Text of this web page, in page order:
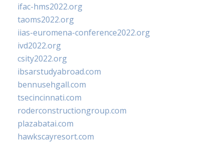
ifac-hms2022.org
taoms2022.org
iias-euromena-conference2022.org
ivd2022.org
csity2022.org
ibsarstudyabroad.com
bennusehgall.com
tsecincinnati.com
roderconstructiongroup.com
plazabatai.com
hawkscayresort.com